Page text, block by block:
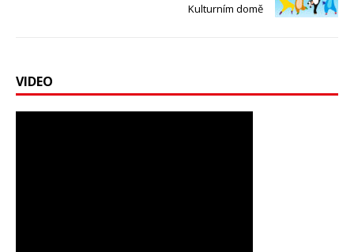
Kulturním domě
VIDEO